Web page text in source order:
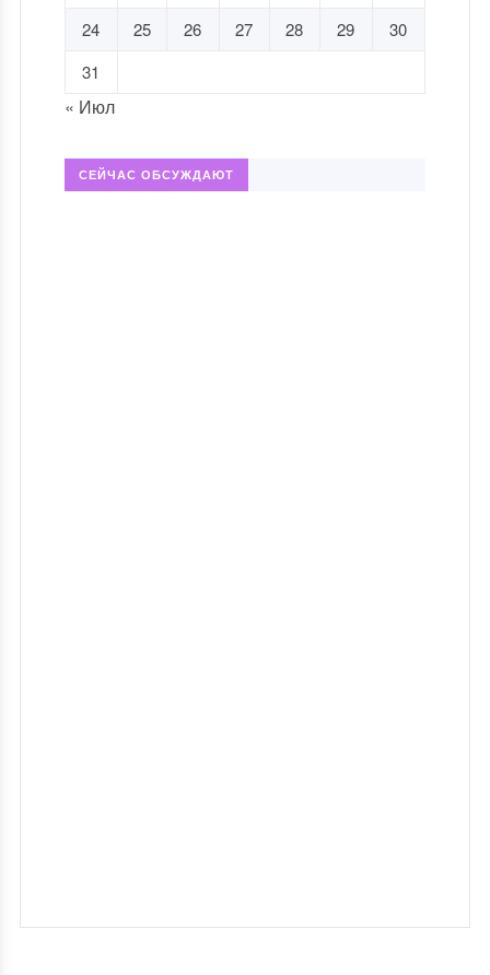
24
25 26 27 28 29
30
31
« Июл
СЕЙЧАС ОБСУЖДАЮТ